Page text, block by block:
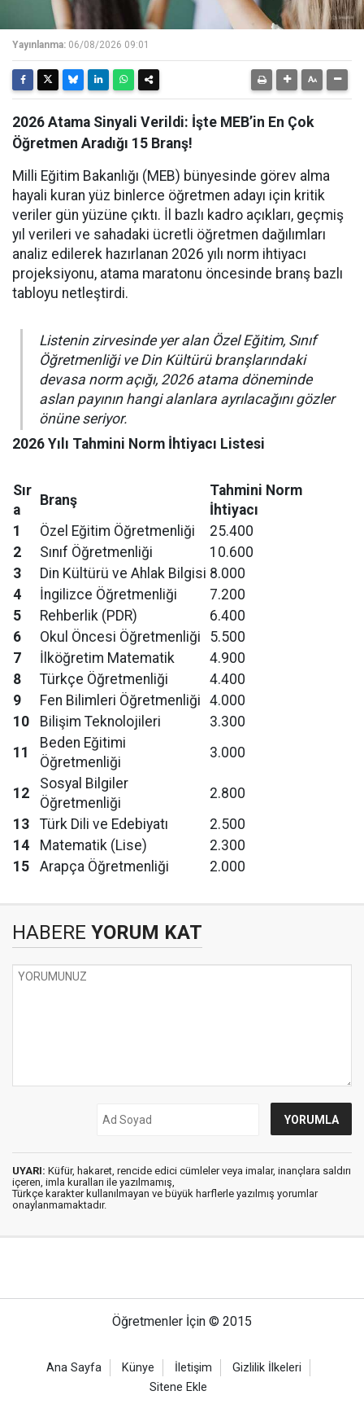
Yayınlanma: 06/08/2026 09:01
2026 Atama Sinyali Verildi: İşte MEB’in En Çok
Öğretmen Aradığı 15 Branş!
Milli Eğitim Bakanlığı (MEB) bünyesinde görev alma
hayali kuran yüz binlerce öğretmen adayı için kritik
veriler gün yüzüne çıktı. İl bazlı kadro açıkları, geçmiş
yıl verileri ve sahadaki ücretli öğretmen dağılımları
analiz edilerek hazırlanan 2026 yılı norm ihtiyacı
projeksiyonu, atama maratonu öncesinde branş bazlı
tabloyu netleştirdi.
Listenin zirvesinde yer alan Özel Eğitim, Sınıf
Öğretmenliği ve Din Kültürü branşlarındaki
devasa norm açığı, 2026 atama döneminde
aslan payının hangi alanlara ayrılacağını gözler
önüne seriyor.
2026 Yılı Tahmini Norm İhtiyacı Listesi
Sır
a
Branş
Tahmini Norm
İhtiyacı
1
Özel Eğitim Öğretmenliği
25.400
2
Sınıf Öğretmenliği
10.600
3
Din Kültürü ve Ahlak Bilgisi 8.000
4
İngilizce Öğretmenliği
7.200
5
Rehberlik (PDR)
6.400
6
Okul Öncesi Öğretmenliği
5.500
7
İlköğretim Matematik
4.900
8
Türkçe Öğretmenliği
4.400
9
Fen Bilimleri Öğretmenliği 4.000
10
Bilişim Teknolojileri
3.300
11
Beden Eğitimi
Öğretmenliği
3.000
12
Sosyal Bilgiler
Öğretmenliği
2.800
13
Türk Dili ve Edebiyatı
2.500
14
Matematik (Lise)
2.300
15
Arapça Öğretmenliği 2.000
HABERE YORUM KAT
UYARI: Küfür, hakaret, rencide edici cümleler veya imalar, inançlara saldırı
içeren, imla kuralları ile yazılmamış,
Türkçe karakter kullanılmayan ve büyük harflerle yazılmış yorumlar
onaylanmamaktadır.
Öğretmenler İçin © 2015
Ana Sayfa Künye İletişim
Gizlilik İlkeleri
Sitene Ekle